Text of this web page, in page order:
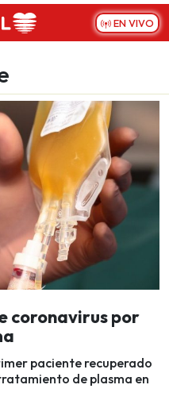
EN VIVO
coronavirus por
paciente recuperado
de plasma en